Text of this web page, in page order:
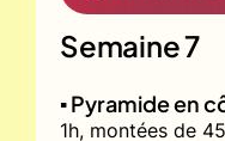
Semaine 7
▪️ Pyramide en
1h, montées de